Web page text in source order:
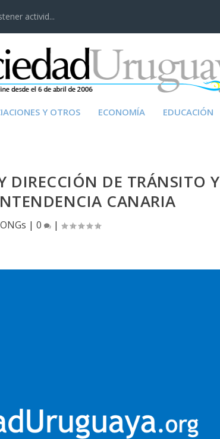
activid...
Y OTROS ECONOMÍA EDUCACIÓN
DIRECCIÓN DE TRÁNSITO Y
CANARIA
ONGs |0 |